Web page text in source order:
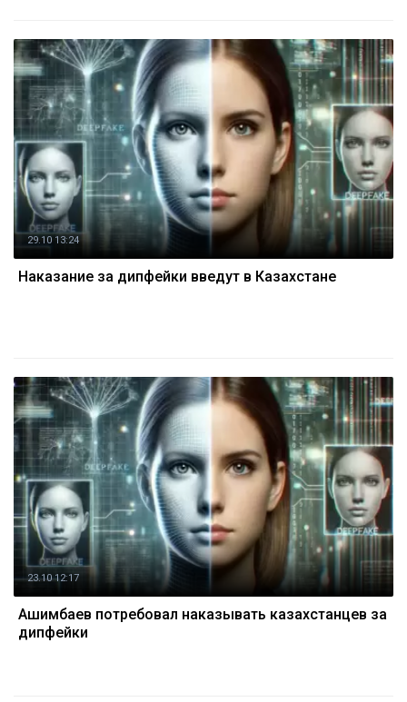
29.10 13:24
Наказание за дипфейки введут в Казахстане
23.10 12:17
Ашимбаев потребовал наказывать казахстанцев за
дипфейки